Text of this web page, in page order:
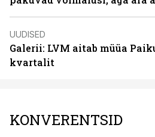
UUDISED
Galerii: LVM aitab müüa
kvartalit
KONVERENTSID